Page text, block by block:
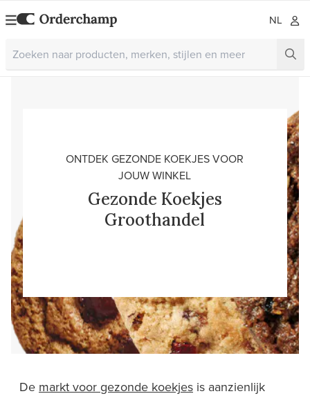
NL
ONTDEK GEZONDE KOEKJES VOOR
JOUW WINKEL
Gezonde Koekjes
Groothandel
De markt voor gezonde koekjes is aanzienlijk